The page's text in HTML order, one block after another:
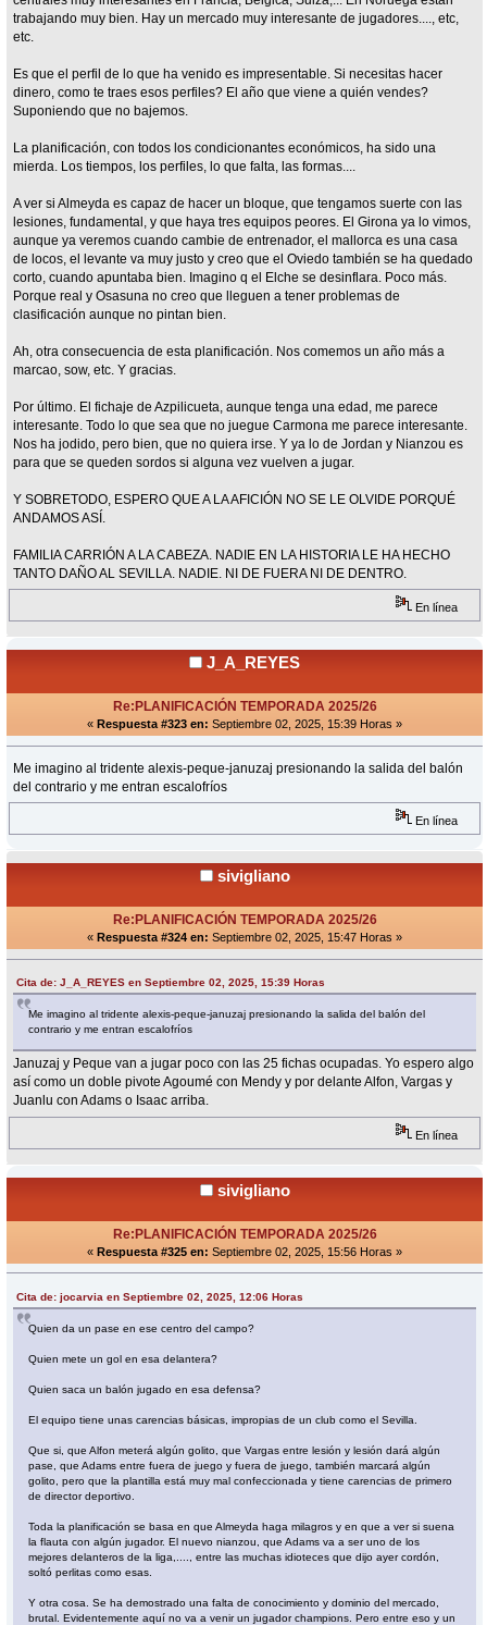
trabajando muy bien. Hay un mercado muy interesante de jugadores...., etc,
etc.
Es que el perfil de lo que ha venido es impresentable. Si necesitas hacer
dinero, como te traes esos perfiles? El año que viene a quién vendes?
Suponiendo que no bajemos.
La planificación, con todos los condicionantes económicos, ha sido una
mierda. Los tiempos, los perfiles, lo que falta, las formas....
A ver si Almeyda es capaz de hacer un bloque, que tengamos suerte con las
lesiones, fundamental, y que haya tres equipos peores. El Girona ya lo vimos,
aunque ya veremos cuando cambie de entrenador, el mallorca es una casa
de locos, el levante va muy justo y creo que el Oviedo también se ha quedado
corto, cuando apuntaba bien. Imagino q el Elche se desinflara. Poco más.
Porque real y Osasuna no creo que lleguen a tener problemas de
clasificación aunque no pintan bien.
Ah, otra consecuencia de esta planificación. Nos comemos un año más a
marcao, sow, etc. Y gracias.
Por último. El fichaje de Azpilicueta, aunque tenga una edad, me parece
interesante. Todo lo que sea que no juegue Carmona me parece interesante.
Nos ha jodido, pero bien, que no quiera irse. Y ya lo de Jordan y Nianzou es
para que se queden sordos si alguna vez vuelven a jugar.
Y SOBRETODO, ESPERO QUE A LA AFICIÓN NO SE LE OLVIDE PORQUÉ
ANDAMOS ASÍ.
FAMILIA CARRIÓN A LA CABEZA. NADIE EN LA HISTORIA LE HA HECHO
TANTO DAÑO AL SEVILLA. NADIE. NI DE FUERA NI DE DENTRO.
En línea
J_A_REYES
Re:PLANIFICACIÓN TEMPORADA 2025/26
« Respuesta #323 en: Septiembre 02, 2025, 15:39 Horas »
Me imagino al tridente alexis-peque-januzaj presionando la salida del balón
del contrario y me entran escalofríos
En línea
sivigliano
Re:PLANIFICACIÓN TEMPORADA 2025/26
« Respuesta #324 en: Septiembre 02, 2025, 15:47 Horas »
Cita de: J_A_REYES en Septiembre 02, 2025, 15:39 Horas
Me imagino al tridente alexis-peque-januzaj presionando la salida del balón del
contrario y me entran escalofríos
Januzaj y Peque van a jugar poco con las 25 fichas ocupadas. Yo espero algo
así como un doble pivote Agoumé con Mendy y por delante Alfon, Vargas y
Juanlu con Adams o Isaac arriba.
En línea
sivigliano
Re:PLANIFICACIÓN TEMPORADA 2025/26
« Respuesta #325 en: Septiembre 02, 2025, 15:56 Horas »
Cita de: jocarvia en Septiembre 02, 2025, 12:06 Horas
Quien da un pase en ese centro del campo?
Quien mete un gol en esa delantera?
Quien saca un balón jugado en esa defensa?
El equipo tiene unas carencias básicas, impropias de un club como el Sevilla.
Que si, que Alfon meterá algún golito, que Vargas entre lesión y lesión dará algún
pase, que Adams entre fuera de juego y fuera de juego, también marcará algún
golito, pero que la plantilla está muy mal confeccionada y tiene carencias de primero
de director deportivo.
Toda la planificación se basa en que Almeyda haga milagros y en que a ver si suena
la flauta con algún jugador. El nuevo nianzou, que Adams va a ser uno de los
mejores delanteros de la liga,...., entre las muchas idioteces que dijo ayer cordón,
soltó perlitas como esas.
Y otra cosa. Se ha demostrado una falta de conocimiento y dominio del mercado,
brutal. Evidentemente aquí no va a venir un jugador champions. Pero entre eso y un